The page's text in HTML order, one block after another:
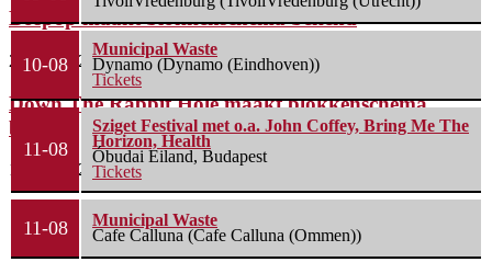
Bospop maakt blokkenschema bekend
27 mei 2026
Down The Rabbit Hole maakt blokkenschema
bekend
18 mei 2026
10-08
Municipal Waste
Dynamo (Dynamo (Eindhoven))
Tickets
11-08
Sziget Festival met o.a. John Coffey, Bring Me The
Horizon, Health
Óbudai Eiland, Budapest
Tickets
11-08
Municipal Waste
Cafe Calluna (Cafe Calluna (Ommen))